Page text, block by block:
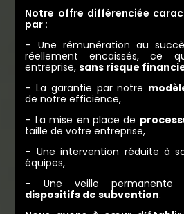
Notre offre différenciée
par :
– Une rémunération au
réellement encaissés, ce
entreprise,sans risque
– La garantie par notre
de notre efficience,
– La mise en place de
taille de votre entreprise,
– Une intervention réduite à
équipes,
– Une veille permanente
dispositifs de subvention.